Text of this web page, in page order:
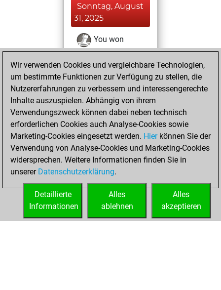
Sonntag, August
31, 2025
You won
against Fritz
Fritz
You achieved a
BeautyScore of
19387
You achieved a
new Elo of 1909
Montag, Mai 16,
2022
You created
your Fritz account
Wir verwenden Cookies und vergleichbare Technologien,
um bestimmte Funktionen zur Verfügung zu stellen, die
Nutzererfahrungen zu verbessern und interessengerechte
Inhalte auszuspielen. Abhängig von ihrem
Verwendungszweck können dabei neben technisch
erforderlichen Cookies auch Analyse-Cookies sowie
Marketing-Cookies eingesetzt werden. Hierkönnen Sie der
Verwendung von Analyse-Cookies und Marketing-Cookies
widersprechen. Weitere Informationen finden Sie in
unserer Datenschutzerklärung.
Alles
akzeptieren
Alles
ablehnen
Detaillierte
Informationen